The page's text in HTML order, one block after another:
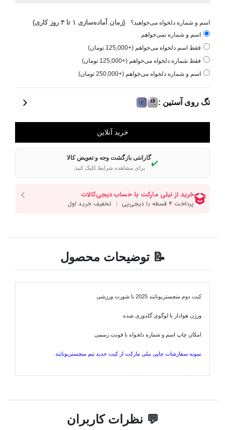
اسم و شماره دلخواه می‌خواهید؟ (زمان آماده‌سازی ۱ تا ۳ روز کاری)
اسم و شماره نمی‌خواهم
فقط اسم دلخواه می‌خواهم (+125,000 تومان)
فقط شماره دلخواه می‌خواهم (+125,000 تومان)
اسم و شماره دلخواه می‌خواهم (+250,000 تومان)
تگ روی آستین :
✔️
گارانتی بازگشت وجه و تعویض کالا
برای مشاهده شرایط کلیک کنید.
📝 توضیحات محصول
کیت دوم منچستریونایتد 2025 با شورت ورزشی
ورژن هوادار با لوگوی گلدوزی شده
امکان چاپ اسم و شماره دلخواه با فونت رسمی
نمونه سفارشات چاپی نیلی مارکت از کیت جدید تیم منچستریونایتد
💬 نظرات کاربران